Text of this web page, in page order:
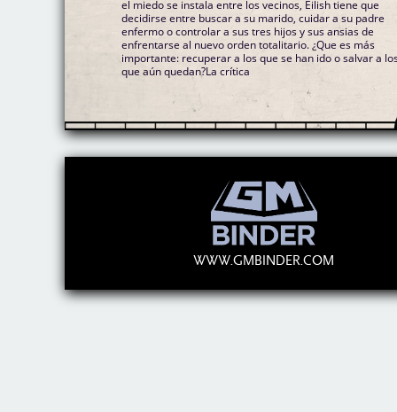
el miedo se instala entre los vecinos, Eilish tiene que
decidirse entre buscar a su marido, cuidar a su padre
enfermo o controlar a sus tres hijos y sus ansias de
enfrentarse al nuevo orden totalitario. ¿Que es más
importante: recuperar a los que se han ido o salvar a
que aún quedan?La crítica
WWW.GMBINDER.COM